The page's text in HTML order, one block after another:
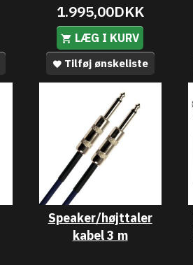
1.995,00DKK
LÆG I KURV
Tilføj ønskeliste
Speaker/højttaler
kabel 3 m